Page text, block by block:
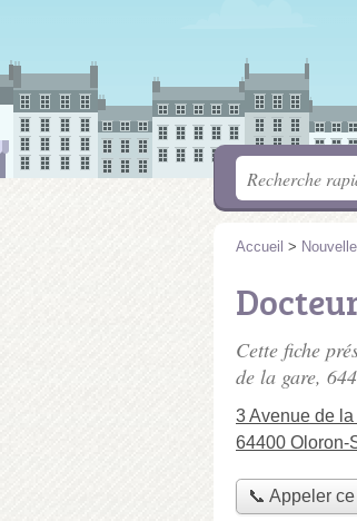
Accueil >
Cette fiche
de la gare,
3 Avenue de la
64400 Oloron-
📞 Appeler